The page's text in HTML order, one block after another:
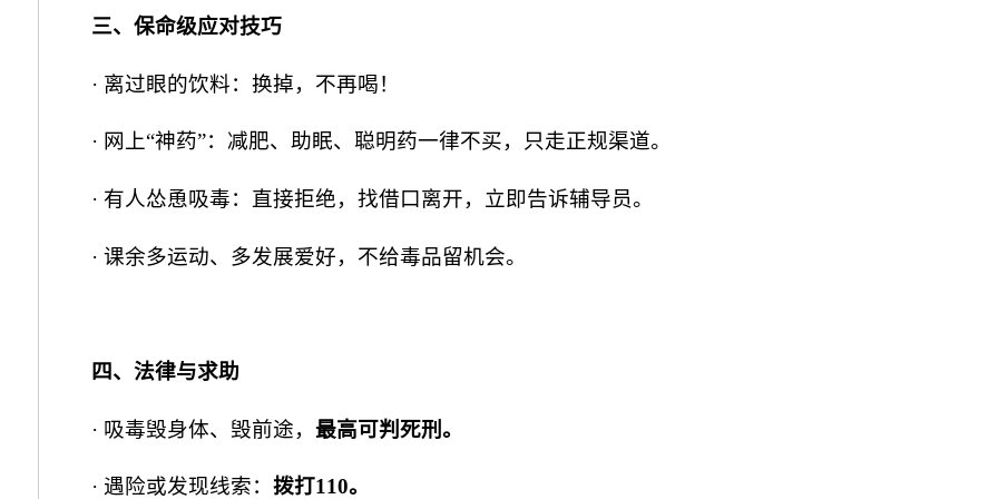
三、保命级应对技巧
· 离过眼的饮料：换掉，不再喝！
· 网上“神药”：减肥、助眠、聪明药一律不买，只走正规渠道。
· 有人怂恿吸毒：直接拒绝，找借口离开，立即告诉辅导员。
· 课余多运动、多发展爱好，不给毒品留机会。
四、法律与求助
· 吸毒毁身体、毁前途， 最高可判死刑。
· 遇险或发现线索：拨打110。